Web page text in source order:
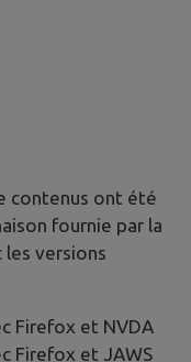
contenus ont été
fournie par la
les versions
Firefox et NVDA
Firefox et JAWS